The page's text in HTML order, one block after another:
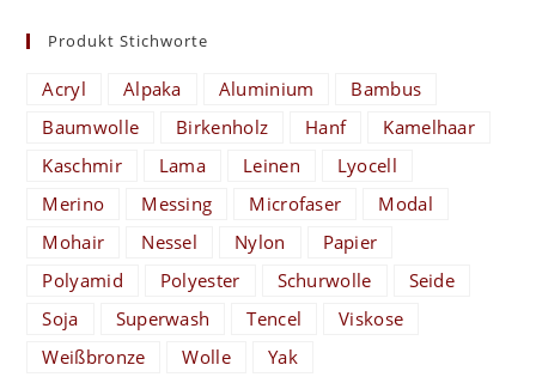
Produkt Stichworte
Acryl Alpaka Aluminium
Bambus
Baumwolle
Birkenholz Hanf
Kamelhaar
Kaschmir
Lama Leinen
Lyocell
Merino
Messing Microfaser
Modal
Mohair
Nessel Nylon
Papier
Polyamid
Polyester Schurwolle
Seide
Soja
Superwash Tencel
Viskose
Weißbronze
Wolle Yak